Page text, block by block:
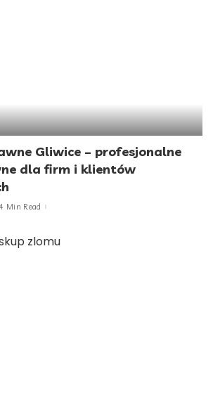
Gliwice – profesjonalne
dla firm i klientów
Min Read